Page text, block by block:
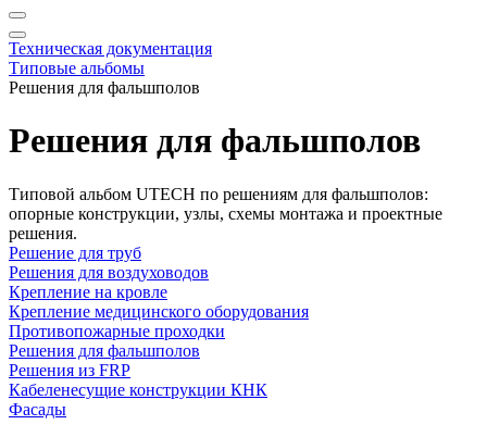
Техническая документация
Типовые альбомы
Решения для фальшполов
Решения для фальшполов
Типовой альбом UTECH по решениям для фальшполов:
опорные конструкции, узлы, схемы монтажа и проектные
решения.
Решение для труб
Решения для воздуховодов
Крепление на кровле
Крепление медицинского оборудования
Противопожарные проходки
Решения для фальшполов
Решения из FRP
Кабеленесущие конструкции КНК
Фасады